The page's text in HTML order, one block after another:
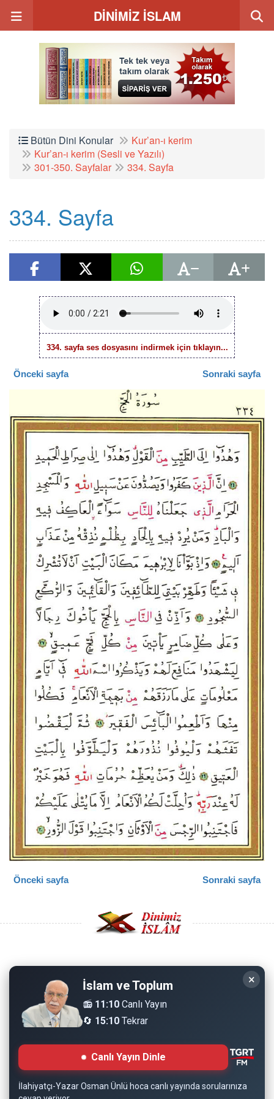
DİNİMİZ İSLAM
Bütün Dini Konular
Kur’an-ı kerim
Kur’an-ı kerim (Sesli ve Yazılı)
301-350. Sayfalar
334. Sayfa
334. Sayfa
334. sayfa ses dosyasını indirmek için tıklayın...
Önceki sayfa Sonraki sayfa
Önceki sayfa Sonraki sayfa
Copyright © 2008 - Dinimiz İslam. Her Hakkı Saklıdır.
Sitemizdeki bilgiler, bütün insanların istifadesi için
hazırlanmıştır. Orijinaline sadık kalmak şartıyla, izin
almaya gerek kalmadan, herkes istediği gibi alıp istifade
edebilir.
Normal Siteyi Göster
×
İslam ve Toplum
📻 11:10 Canlı Yayın
🔄 15:10 Tekrar
Canlı Yayın Dinle
İlahiyatçı-Yazar Osman Ünlü hoca canlı yayında sorularınıza